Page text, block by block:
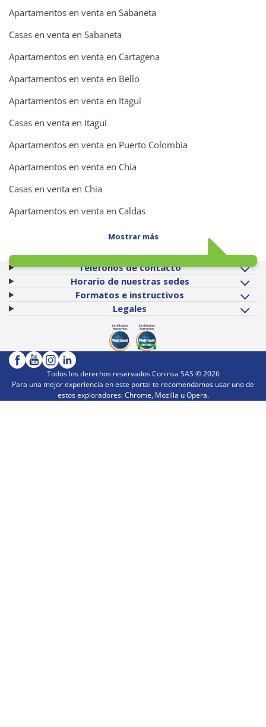
Apartamentos en venta en Sabaneta
Casas en venta en Sabaneta
Apartamentos en venta en Cartagena
Apartamentos en venta en Bello
Apartamentos en venta en Itaguí
Casas en venta en Itaguí
Apartamentos en venta en Puerto Colombia
Apartamentos en venta en Chia
Casas en venta en Chia
Apartamentos en venta en Caldas
Mostrar más
Teléfonos de contacto
Horario de nuestras sedes
Formatos e instructivos
Legales
Todos los derechos reservados Coninsa SAS ©2026
Para una mejor experiencia en este portal te recomendamos usar uno de
estos exploradores: Chrome, Mozilla u Opera.